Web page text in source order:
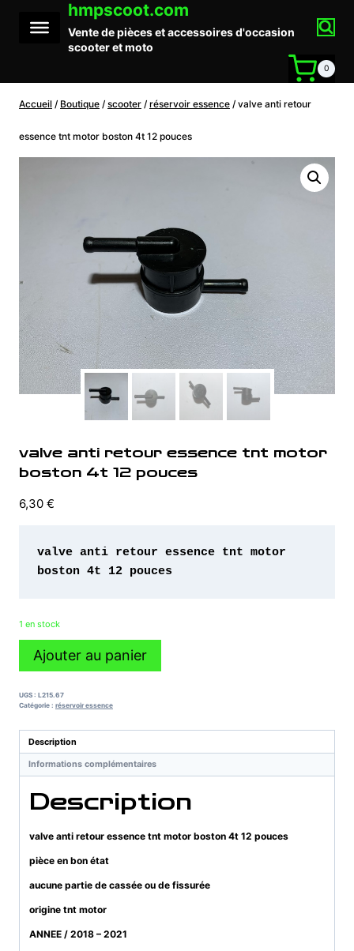
contenu
hmpscoot.com
Vente de pièces et accessoires d'occasion
scooter et moto
0
Accueil / Boutique / scooter / réservoir essence / valve anti retour
essence tnt motor boston 4t 12 pouces
valve anti retour essence tnt motor
boston 4t 12 pouces
6,30 €
valve anti retour essence tnt motor
boston 4t 12 pouces
1 en stock
quantité
anti
retour
tnt
motor
boston
pouces
Ajouter au panier
UGS : L215.67
Catégorie : réservoir essence
Description
Informations complémentaires
Description
valve anti retour essence tnt motor boston 4t 12 pouces
pièce en bon état
aucune partie de cassée ou de fissurée
origine tnt motor
ANNEE / 2018 – 2021